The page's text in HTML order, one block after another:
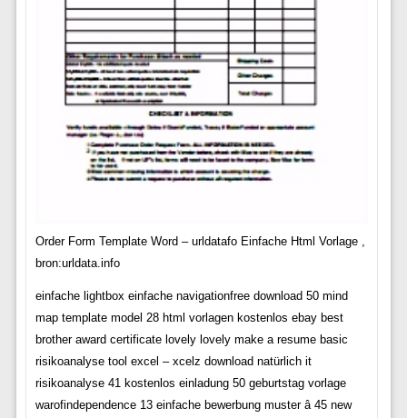
Order Form Template Word – urldatafo Einfache Html Vorlage ,
bron:urldata.info
einfache lightbox einfache navigationfree download 50 mind
map template model 28 html vorlagen kostenlos ebay best
brother award certificate lovely lovely make a resume basic
risikoanalyse tool excel – xcelz download natürlich it
risikoanalyse 41 kostenlos einladung 50 geburtstag vorlage
warofindependence 13 einfache bewerbung muster â 45 new